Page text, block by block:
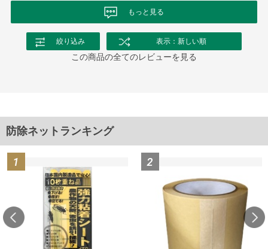
もっと見る
絞り込み 表示：新しい順
この商品の全てのレビューを見る
防除ネットランキング